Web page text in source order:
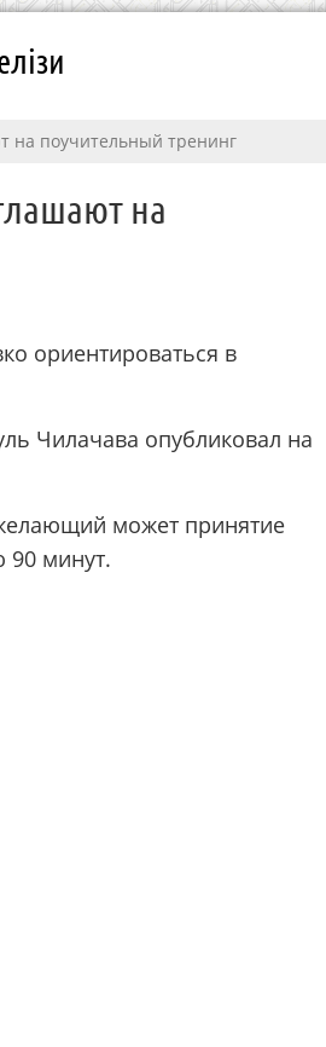
на поучительный тренинг
на
ориентироваться в
Чилачава опубликовал на
может принятие
90 минут.